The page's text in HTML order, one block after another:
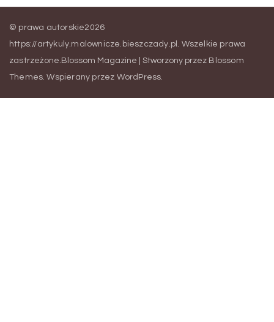
© prawa autorskie2026
https://artykuly.malownicze.bieszczady.pl . Wszelkie prawa
zastrzeżone. Blossom Magazine | Stworzony przez Blossom
Themes. Wspierany przez WordPress.